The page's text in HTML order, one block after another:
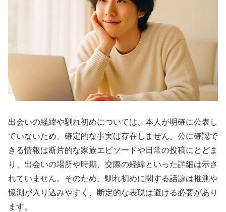
出会いの経緯や馴れ初めについては、本人が明確に公表し
ていないため、確定的な事実は存在しません。公に確認で
きる情報は断片的な家族エピソードや日常の投稿にとどま
り、出会いの場所や時期、交際の経緯といった詳細は示さ
れていません。そのため、馴れ初めに関する話題は推測や
憶測が入り込みやすく、断定的な表現は避ける必要があり
ます。